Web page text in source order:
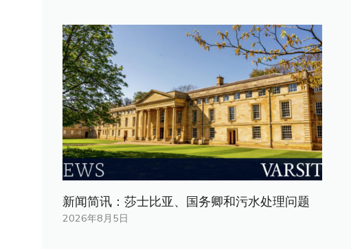
新闻简讯：莎士比亚、国务卿和污水处理问题
2026年8月5日